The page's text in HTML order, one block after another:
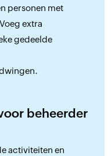
personen met
extra
gedeelde
beheerder
activiteiten en